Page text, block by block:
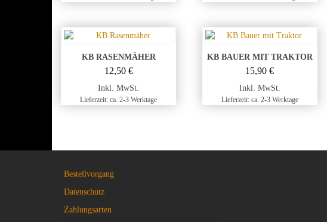
KB RASENMÄHER
12,50 €
Inkl. MwSt.
Lieferzeit: ca. 2-3 Werktage
KB BAUER MIT TRAKTOR
15,90€
Inkl. MwSt.
Lieferzeit: ca. 2-3 Werktage
Bestellvorgang
Datenschutz
Zahlungsarten